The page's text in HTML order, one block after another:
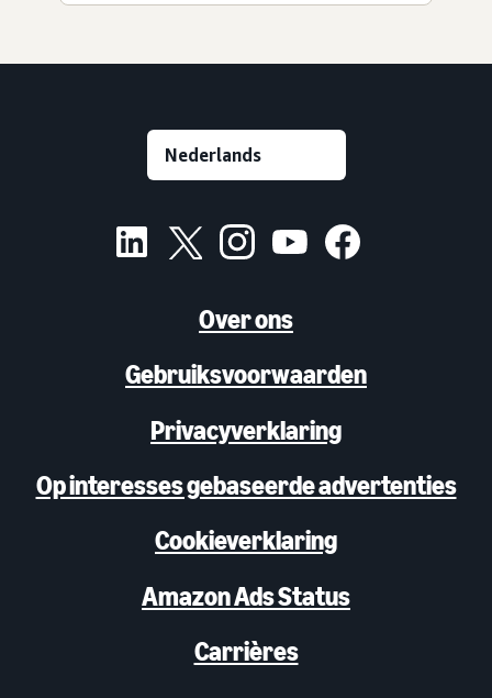
Over ons
Gebruiksvoorwaarden
Privacyverklaring
Op interesses gebaseerde advertenties
Cookieverklaring
Amazon Ads Status
Carrières